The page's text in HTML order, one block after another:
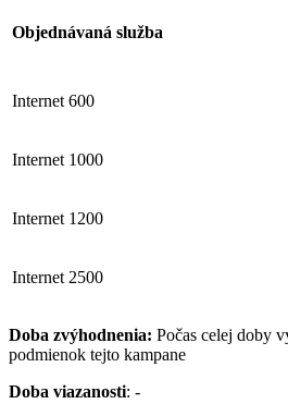
Objednávaná služba
Internet 600
Internet 1000
Internet 1200
Internet 2500
Doba zvýhodnenia: Počas celej doby
podmienok tejto kampane
Doba viazanosti: -